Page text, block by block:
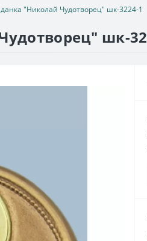
"Николай Чудотворец" шк-3224-1
шк-